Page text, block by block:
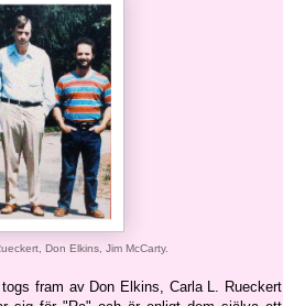
Don Elkins, Jim McCarty.
fram av Don Elkins, Carla L. Rueckert